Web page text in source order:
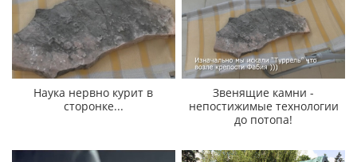
Наука нервно курит в
сторонке...
Звенящие камни -
непостижимые технологии
до потопа!